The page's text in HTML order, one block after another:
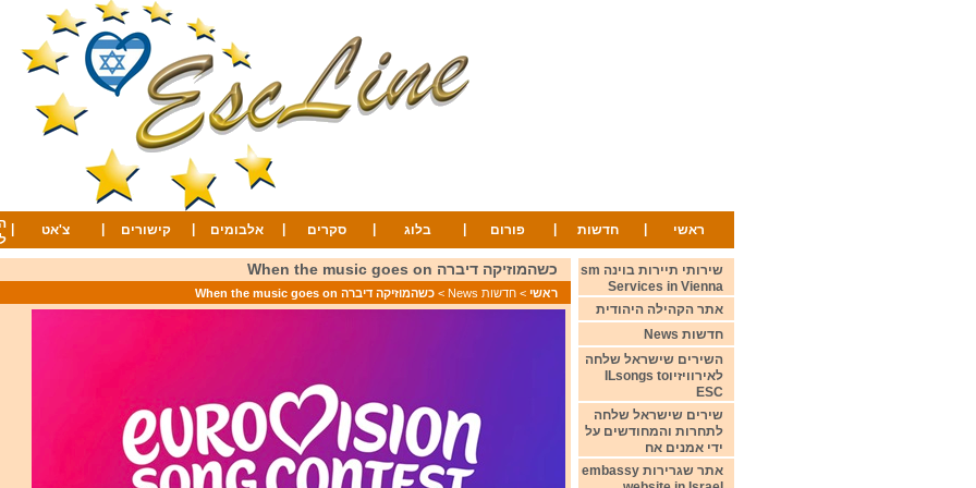
ראשי חדשות פורום בלוג סקרים אלבומים קישורים צ'אט
כשהמוזיקה דיברה When the music goes on
ראשי > חדשות News > כשהמוזיקה דיברה When the music goes on
שירותי תיירות בוינה sm
Services in Vienna
אתר הקהילה היהודית
חדשות News
השירים שישראל שלחה
לאירוויזיוILsongs to
ESC
שירים שישראל שלחה
לתחרות והמחודשים על
ידי אמנים אח
אתר שגרירות embassy